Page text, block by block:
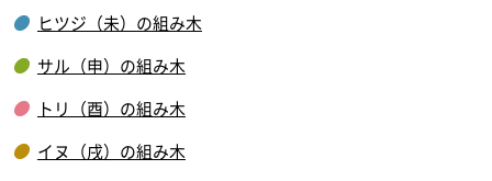
ヒツジ（未）の組み木
サル（申）の組み木
トリ（酉）の組み木
イヌ（戌）の組み木